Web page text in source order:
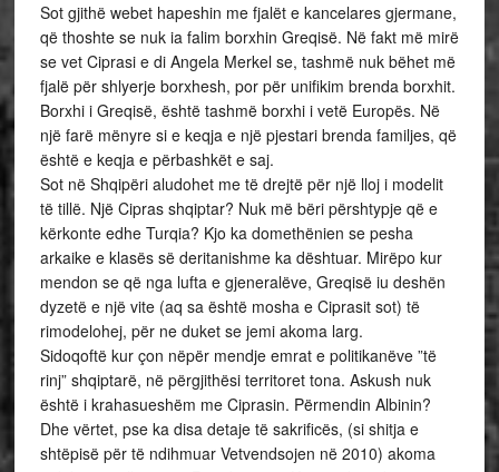
Sot gjithë webet hapeshin me fjalët e kancelares gjermane,
që thoshte se nuk ia falim borxhin Greqisë. Në fakt më mirë
se vet Ciprasi e di Angela Merkel se, tashmë nuk bëhet më
fjalë për shlyerje borxhesh, por për unifikim brenda borxhit.
Borxhi i Greqisë, është tashmë borxhi i vetë Europës. Në
një farë mënyre si e keqja e një pjestari brenda familjes, që
është e keqja e përbashkët e saj.
Sot në Shqipëri aludohet me të drejtë për një lloj i modelit
të tillë. Një Cipras shqiptar? Nuk më bëri përshtypje që e
kërkonte edhe Turqia? Kjo ka domethënien se pesha
arkaike e klasës së deritanishme ka dështuar. Mirëpo kur
mendon se që nga lufta e gjeneralëve, Greqisë iu deshën
dyzetë e një vite (aq sa është mosha e Ciprasit sot) të
rimodelohej, për ne duket se jemi akoma larg.
Sidoqoftë kur çon nëpër mendje emrat e politikanëve ”të
rinj” shqiptarë, në përgjithësi territoret tona. Askush nuk
është i krahasueshëm me Ciprasin. Përmendin Albinin?
Dhe vërtet, pse ka disa detaje të sakrificës, (si shitja e
shtëpisë për të ndihmuar Vetvendsojen në 2010) akoma